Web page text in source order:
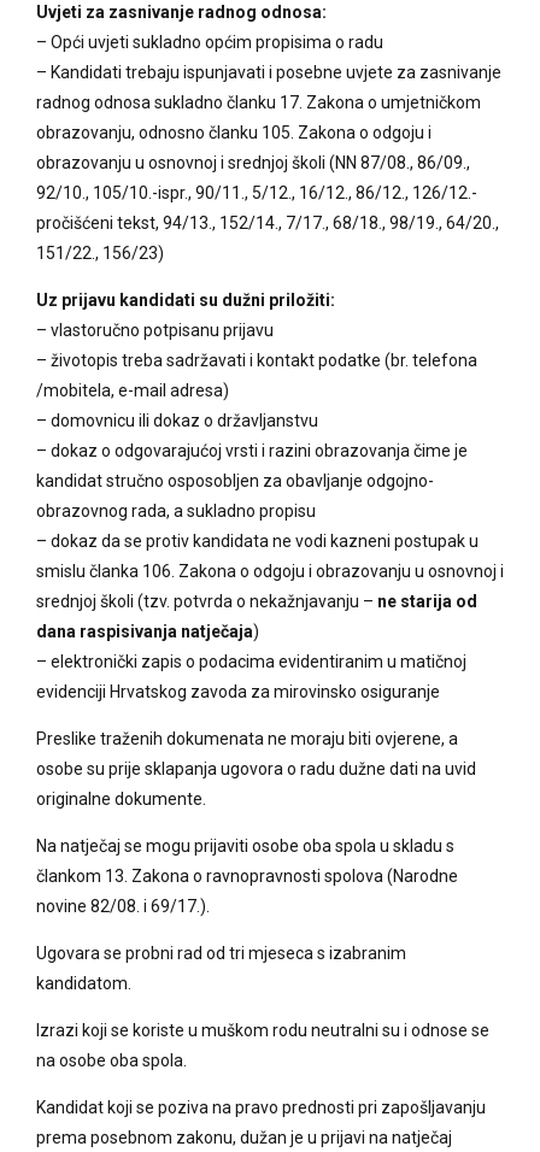
Uvjeti za zasnivanje radnog odnosa:
– Opći uvjeti sukladno općim propisima o radu
– Kandidati trebaju ispunjavati i posebne uvjete za zasnivanje
radnog odnosa sukladno članku 17. Zakona o umjetničkom
obrazovanju, odnosno članku 105. Zakona o odgoju i
obrazovanju u osnovnoj i srednjoj školi (NN 87/08., 86/09.,
92/10., 105/10.-ispr., 90/11., 5/12., 16/12., 86/12., 126/12.-
pročišćeni tekst, 94/13., 152/14., 7/17., 68/18., 98/19., 64/20.,
151/22., 156/23)
Uz prijavu kandidati su dužni priložiti:
– vlastoručno potpisanu prijavu
– životopis treba sadržavati i kontakt podatke (br. telefona
/mobitela, e-mail adresa)
– domovnicu ili dokaz o državljanstvu
– dokaz o odgovarajućoj vrsti i razini obrazovanja čime je
kandidat stručno osposobljen za obavljanje odgojno-
obrazovnog rada, a sukladno propisu
– dokaz da se protiv kandidata ne vodi kazneni postupak u
smislu članka 106. Zakona o odgoju i obrazovanju u osnovnoj i
srednjoj školi (tzv. potvrda o nekažnjavanju – ne starija od
dana raspisivanja natječaja)
– elektronički zapis o podacima evidentiranim u matičnoj
evidenciji Hrvatskog zavoda za mirovinsko osiguranje
Preslike traženih dokumenata ne moraju biti ovjerene, a
osobe su prije sklapanja ugovora o radu dužne dati na uvid
originalne dokumente.
Na natječaj se mogu prijaviti osobe oba spola u skladu s
člankom 13. Zakona o ravnopravnosti spolova (Narodne
novine 82/08. i 69/17.).
Ugovara se probni rad od tri mjeseca s izabranim
kandidatom.
Izrazi koji se koriste u muškom rodu neutralni su i odnose se
na osobe oba spola.
Kandidat koji se poziva na pravo prednosti pri zapošljavanju
prema posebnom zakonu, dužan je u prijavi na natječaj